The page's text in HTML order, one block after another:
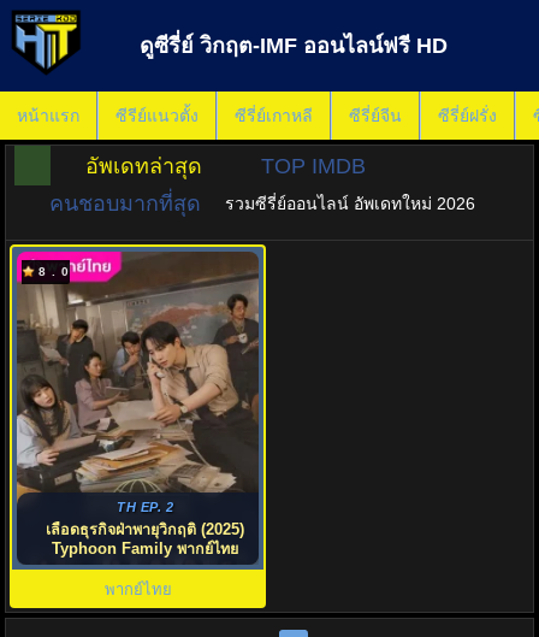
ดูซีรี่ย์ วิกฤต-IMF ออนไลน์ฟรี HD
หน้าแรก ซีรีย์แนวตั้ง ซีรี่ย์เกาหลี ซีรี่ย์จีน ซีรี่ย์ฝรั่ง
อัพเดทล่าสุด
TOP IMDB
คนชอบมากที่สุด
รวมซีรี่ย์ออนไลน์ อัพเดทใหม่ 2026
8.0
TH EP. 2
เลือดธุรกิจฝ่าพายุวิกฤติ (2025)
Typhoon Family พากย์ไทย
พากย์ไทย